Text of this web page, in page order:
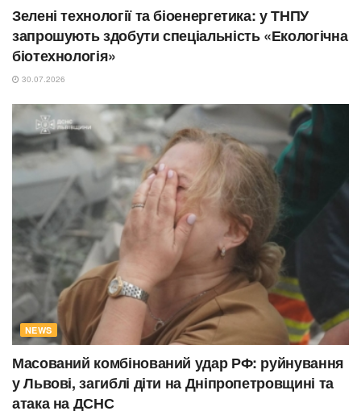
Зелені технології та біоенергетика: у ТНПУ
запрошують здобути спеціальність «Екологічна
біотехнологія»
30.07.2026
NEWS
Масований комбінований удар РФ: руйнування
у Львові, загиблі діти на Дніпропетровщині та
атака на ДСНС